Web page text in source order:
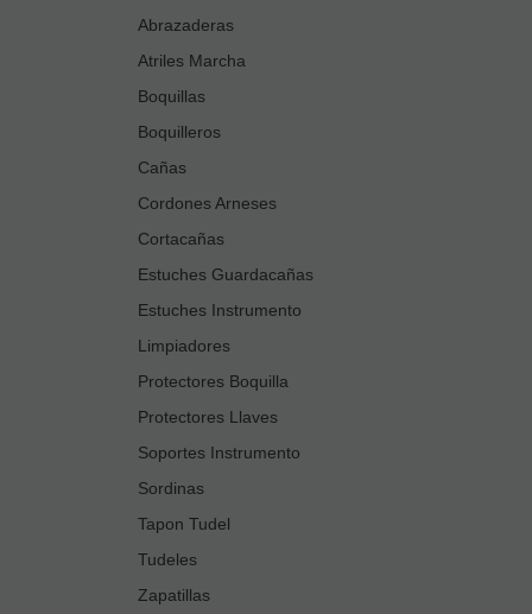
Abrazaderas
Atriles Marcha
Boquillas
Boquilleros
Cañas
Cordones Arneses
Cortacañas
Estuches Guardacañas
Estuches Instrumento
Limpiadores
Protectores Boquilla
Protectores Llaves
Soportes Instrumento
Sordinas
Tapon Tudel
Tudeles
Zapatillas